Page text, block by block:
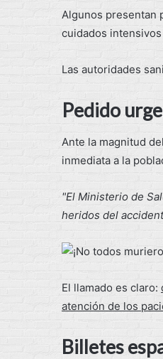
Algunos presentan
cuidados
Las autoridades
Pedido
Ante la magnitud
inmediata a la
"El Ministerio de
heridos del
El llamado es claro:
atención de los
Billetes